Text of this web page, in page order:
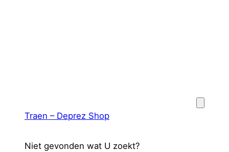
Traen – Deprez Shop
Niet gevonden wat U zoekt?